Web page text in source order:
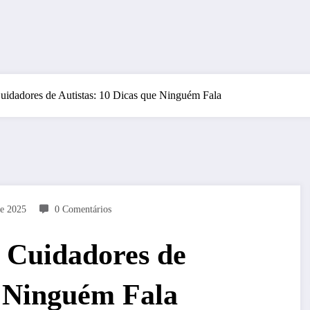
de Autistas: 10 Dicas que Ninguém Fala
2025 0 Comentários
de
Fala